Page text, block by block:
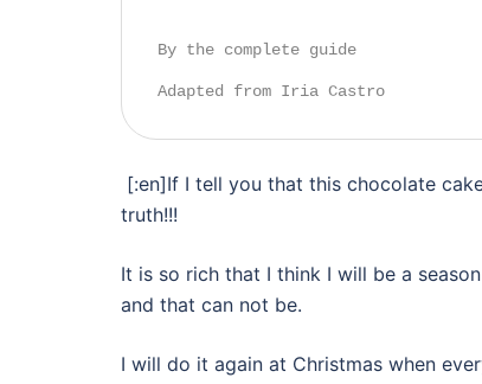
By the complete guide
Adapted from Iria Castro
[:en]If I tell you that this chocolate
truth!!!
It is so rich that I think I will be a
and that can not be.
I will do it again at Christmas when